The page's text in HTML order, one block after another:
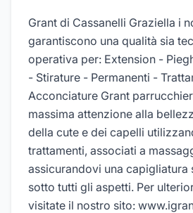
Grant di Cassanelli Graziella i
garantiscono una qualità sia
operativa per: Extension -
- Stirature - Permanenti -
Acconciature Grant
massima attenzione alla
della cute e dei capelli
trattamenti, associati a
assicurandovi una capigliatura
sotto tutti gli aspetti. Per
visitate il nostro sito: